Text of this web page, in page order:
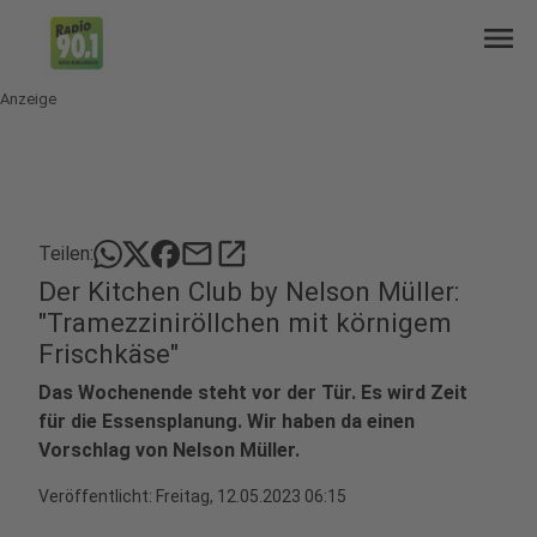
menu
Anzeige
Teilen: mailopen_in_new
Der Kitchen Club by Nelson Müller:
"Tramezziniröllchen mit körnigem
Frischkäse"
Das Wochenende steht vor der Tür. Es wird Zeit
für die Essensplanung. Wir haben da einen
Vorschlag von Nelson Müller.
Veröffentlicht: Freitag, 12.05.2023 06:15